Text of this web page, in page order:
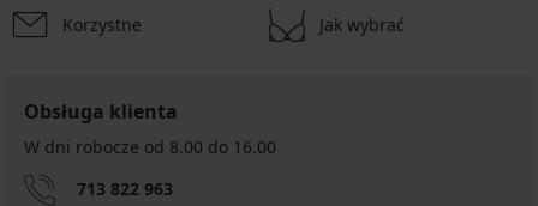
Korzystne Jak wybrać
Obsługa klienta
W dni robocze od 8.00 do 16.00
713 822 963